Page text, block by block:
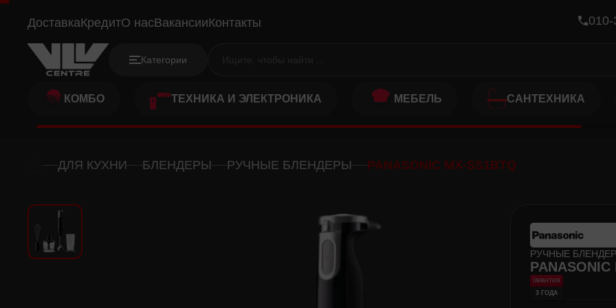
PANASONIC MX-SS1BTQ
ДоставкаКредитО насВакансииКонтакты
Категории
КОМБО ТЕХНИКА И ЭЛЕКТРОНИКА МЕБЕЛЬ САНТЕХНИКА
ДЛЯ КУХНИ БЛЕНДЕРЫ РУЧНЫЕ БЛЕНДЕРЫ PANASONIC MX-SS1BTQ
РУЧНЫЕ
PANASONIC
ГАРАНТИЯ
3 ГОДА